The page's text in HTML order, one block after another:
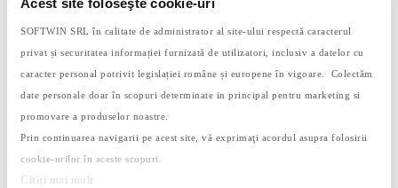
SOFTWIN SRL în calitate de administrator al site-ului respectă caracterul
privat și securitatea informației furnizată de utilizatori, inclusiv a datelor cu
caracter personal potrivit legislației române și europene în vigoare. Colectăm
date personale doar în scopuri determinate in principal pentru marketing si
promovare a produselor noastre.
Prin continuarea navigarii pe acest site, vă exprimaţi acordul asupra folosirii
cookie-urilor în aceste scopuri.
Citiţi mai mult
Observarea păsărilor: o activitate simplă cu
beneficii surprinzătoare
Deficitul de transfer – ce este și cum îl
combatem
educativ
De ce este dăunător timpul petrecut pe rețele
sociale